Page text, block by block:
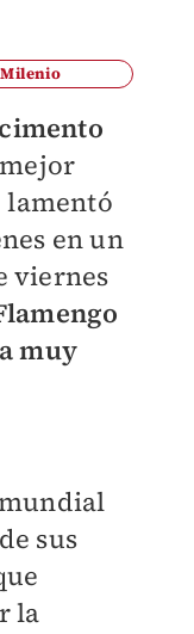
Milenio
lamentó
en un
viernes
muy
sus
la